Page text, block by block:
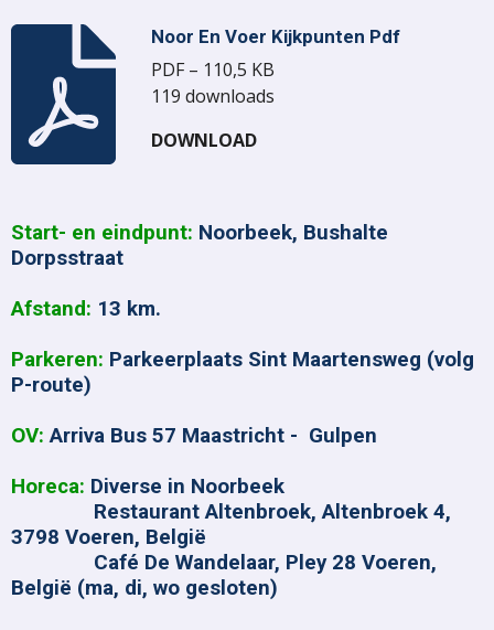
Noor En Voer Kijkpunten Pdf
PDF – 110,5 KB
119 downloads
DOWNLOAD
Start- en eindpunt: Noorbeek, Bushalte
Dorpsstraat
Afstand: 13 km.
Parkeren: Parkeerplaats Sint Maartensweg (volg
P-route)
OV: Arriva Bus 57 Maastricht - Gulpen
Horeca: Diverse in Noorbeek
Restaurant Altenbroek, Altenbroek 4,
3798 Voeren, België
Café De Wandelaar, Pley 28 Voeren,
België (ma, di, wo gesloten)